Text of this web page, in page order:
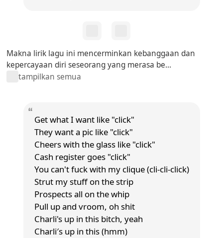
Makna lirik lagu ini mencerminkan kebanggaan dan
kepercayaan diri seseorang yang merasa be...
tampilkan semua
Get what I want like "click"
They want a pic like "click"
Cheers with the glass like "click"
Cash register goes "click"
You can't fuck with my clique (cli-cli-click)
Strut my stuff on the strip
Prospects all on the whip
Pull up and vroom, oh shit
Charli's up in this bitch, yeah
Charli′s up in this (hmm)